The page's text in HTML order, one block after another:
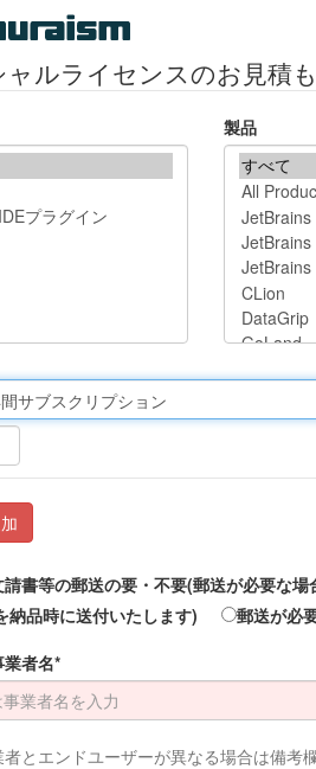
ャルライセンスのお見積
製品
書等の郵送の要・不要(郵送が必要な
納品時に送付いたします)
郵送が必
者名*
者とエンドユーザーが異なる場合は備